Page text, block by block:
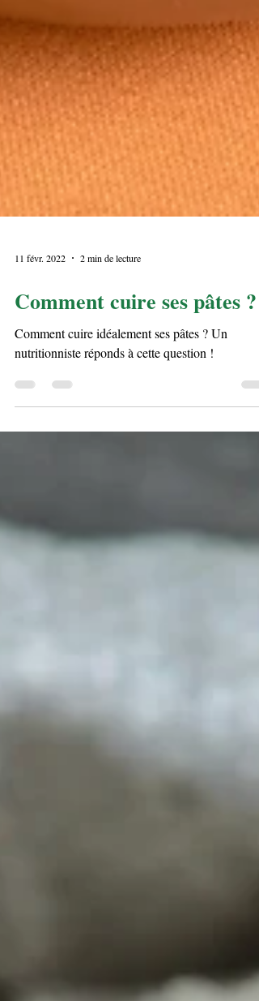
Comment cuire ses pâtes ?
Comment cuire idéalement ses pâtes ? Un
nutritionniste réponds à cette question !